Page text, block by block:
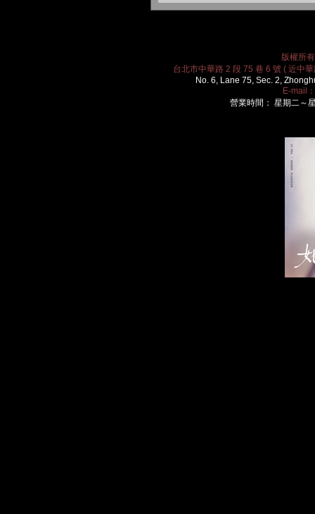
版權所
台北市中華路 2 段 75 巷 6 號 ( 近中
No. 6, Lane 75, Sec. 2,
E-mail：
營業時間： 星期二～